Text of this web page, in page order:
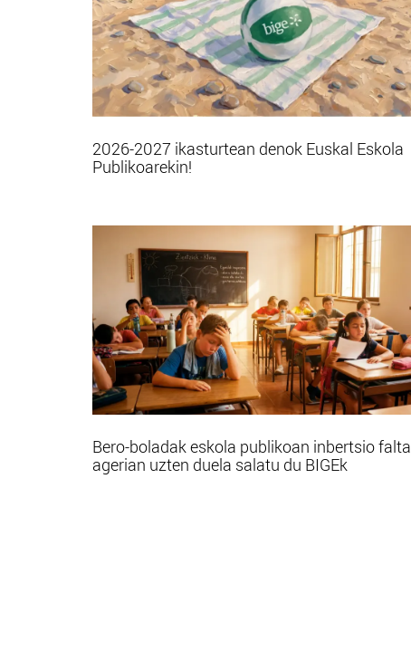
2026-2027 ikasturtean denok Euskal Eskola
Publikoarekin!
Bero-boladak eskola publikoan inbertsio falta
agerian uzten duela salatu du BIGEk